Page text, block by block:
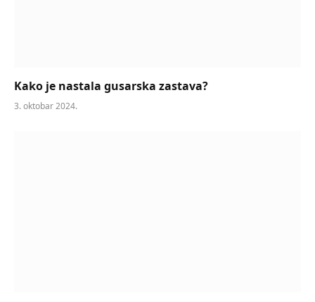
Kako je nastala gusarska zastava?
3. oktobar 2024.